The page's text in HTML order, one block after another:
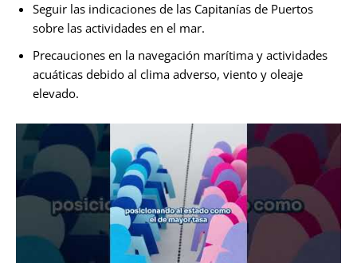
Seguir las indicaciones de las Capitanías de Puertos
sobre las actividades en el mar.
Precauciones en la navegación marítima y actividades
acuáticas debido al clima adverso, viento y oleaje
elevado.